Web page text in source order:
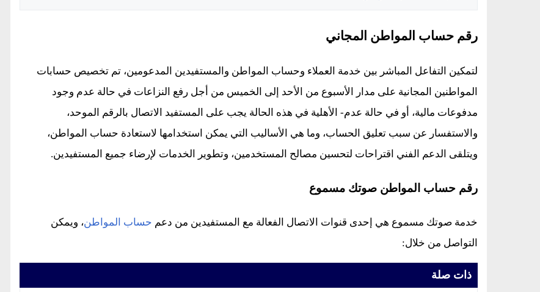
رقم حساب المواطن المجاني
لتمكين التفاعل المباشر بين خدمة العملاء وحساب المواطن والمستفيدين المدعومين، تم تخصيص حسابات
المواطنين المجانية على مدار الأسبوع من الأحد إلى الخميس من أجل رفع النزاعات في حالة عدم وجود
مدفوعات مالية، أو في حالة عدم- الأهلية في هذه الحالة يجب على المستفيد الاتصال بالرقم الموحد،
والاستفسار عن سبب تعليق الحساب، وما هي الأساليب التي يمكن استخدامها لاستعادة حساب المواطن،
ويتلقى الدعم الفني اقتراحات لتحسين مصالح المستخدمين، وتطوير الخدمات لإرضاء جميع المستفيدين.
رقم حساب المواطن صوتك مسموع
خدمة صوتك مسموع هي إحدى قنوات الاتصال الفعالة مع المستفيدين من دعم حساب المواطن، ويمكن
التواصل من خلال:
ذات صلة